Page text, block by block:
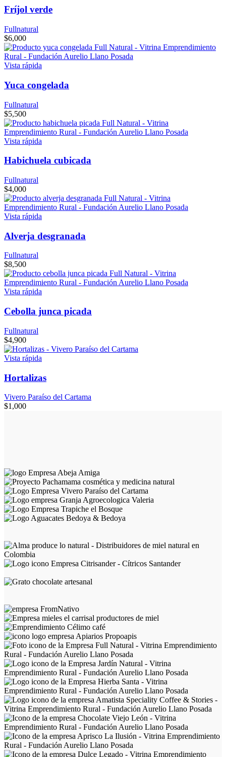
Fríjol verde
Fullnatural
$6,000
Vista rápida
Yuca congelada
Fullnatural
$5,500
Vista rápida
Habichuela cubicada
Fullnatural
$4,000
Vista rápida
Alverja desgranada
Fullnatural
$8,500
Vista rápida
Cebolla junca picada
Fullnatural
$4,900
Vista rápida
Hortalizas
Vivero Paraíso del Cartama
$1,000